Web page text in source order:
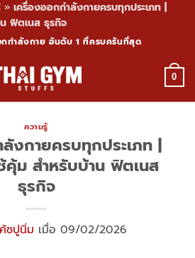
» เครื่องออกกำลังกายครบทุกประเภท |
ฟิตเนส ธุรกิจ
กกำลังกาย อันดับ 1 ที่ครบครันที่สุด
0
ความรู้
งกายครบทุกประเภท |
คุ้ม สำหรับบ้าน ฟิตเนส
ธุรกิจ
ชปูนิ่ม เมื่อ 09/02/2026